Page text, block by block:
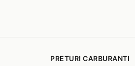
PRETURI CARBURANTI